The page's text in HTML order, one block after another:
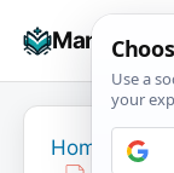
Manuals+
Home